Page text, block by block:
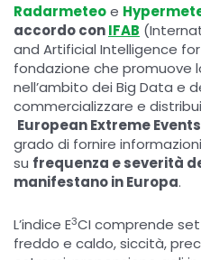
Radarmeteoe
accordo conIFAB
and Artificial Intelligence
fondazione che promuove
nell’ambito dei Big Data e
commercializzare e
European Extreme
grado di fornire
su frequenza e severità
manifestano in Europa.
L’indice E3CI comprende
freddo e caldo, siccità,